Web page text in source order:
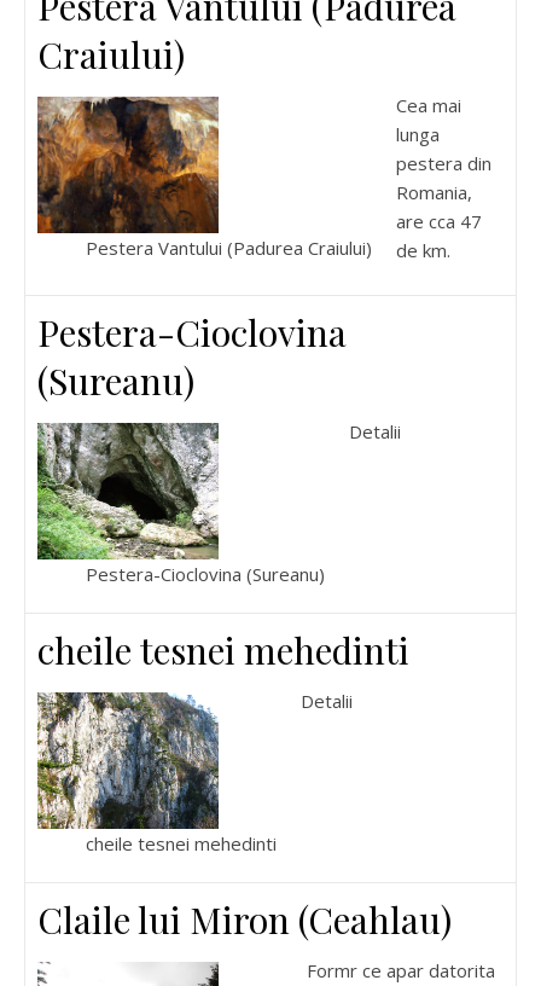
Craiului)
Pestera Vantului (Padurea Craiului)
Cea mai
lunga
pestera din
Romania,
are cca 47
de km.
Pestera-Cioclovina
(Sureanu)
Pestera-Cioclovina (Sureanu)
Detalii
cheile tesnei mehedinti
cheile tesnei mehedinti
Detalii
Claile lui Miron (Ceahlau)
Formr ce apar datorita